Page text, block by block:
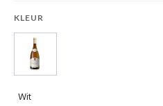
KLEUR
Wit